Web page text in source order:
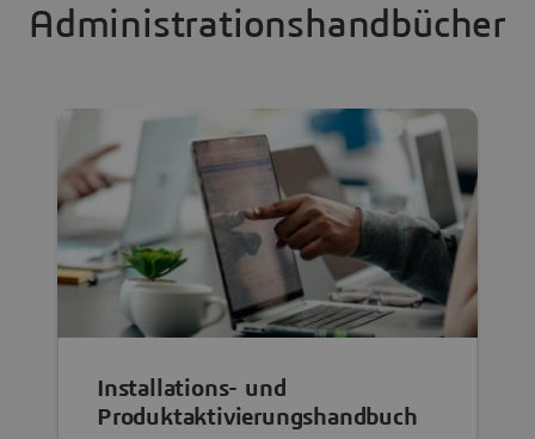
Administrationshandbücher
Installations- und
Produktaktivierungshandbuch